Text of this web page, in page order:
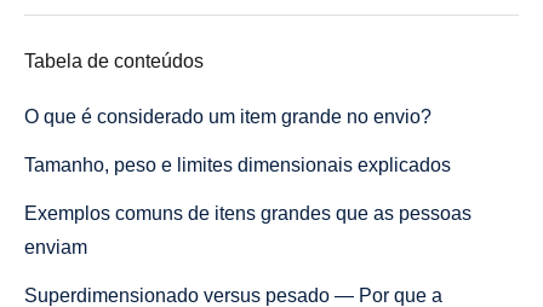
Tabela de conteúdos
O que é considerado um item grande no envio?
Tamanho, peso e limites dimensionais explicados
Exemplos comuns de itens grandes que as pessoas
enviam
Superdimensionado versus pesado — Por que a